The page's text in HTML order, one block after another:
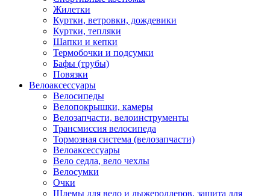
Жилетки
Куртки, ветровки, дождевики
Куртки, тепляки
Шапки и кепки
Термобочки и подсумки
Бафы (трубы)
Повязки
Велоаксессуары
Велосипеды
Велопокрышки, камеры
Велозапчасти, велоинструменты
Трансмиссия велосипеда
Тормозная система (велозапчасти)
Велоаксессуары
Вело седла, вело чехлы
Велосумки
Очки
Шлемы для вело и лыжероллеров, защита для